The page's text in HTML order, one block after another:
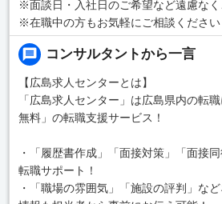
※面談日・入社日のご希望など遠慮なく
※在職中の方もお気軽にご相談ください
コンサルタントから一言
【広島求人センターとは】
「広島求人センター」は広島県内の転
無料」の転職支援サービス！
・「履歴書作成」「面接対策」「面接
転職サポート！
・「職場の雰囲気」「施設の評判」な